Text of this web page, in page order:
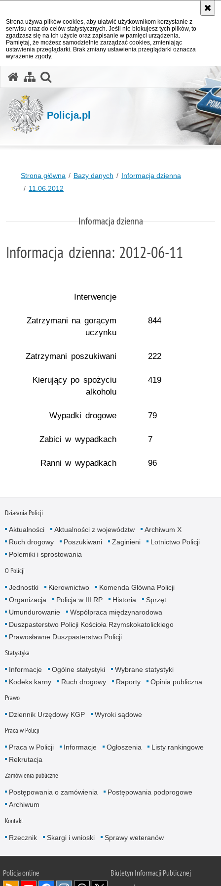
Strona używa plików cookies, aby ułatwić użytkownikom korzystanie z
serwisu oraz do celów statystycznych. Jeśli nie blokujesz tych plików, to
zgadzasz się na ich użycie oraz zapisanie w pamięci urządzenia.
Pamiętaj, że możesz samodzielnie zarządzać cookies, zmieniając
ustawienia przeglądarki. Brak zmiany ustawienia przeglądarki oznacza
wyrażenie zgody.
Policja.pl
Strona główna Bazy danych
Informacja dzienna
11.06.2012
Informacja dzienna
Informacja dzienna: 2012-06-11
Interwencje
Zatrzymani na gorącym
uczynku
844
Zatrzymani poszukiwani 222
Kierujący po spożyciu
alkoholu
419
Wypadki drogowe 79
Zabici w wypadkach 7
Ranni w wypadkach 96
Działania Policji
Aktualności Aktualności z województw
Archiwum X
Ruch drogowy
Poszukiwani Zaginieni
Lotnictwo Policji
Polemiki i sprostowania
O Policji
Jednostki Kierownictwo
Komenda Główna Policji
Organizacja
Policja w III RP Historia
Sprzęt
Umundurowanie
Współpraca międzynarodowa
Duszpasterstwo Policji Kościoła Rzymskokatolickiego
Prawosławne Duszpasterstwo Policji
Statystyka
Informacje Ogólne statystyki
Wybrane statystyki
Kodeks karny
Ruch drogowy Raporty Opinia publiczna
Prawo
Dziennik Urzędowy KGP Wyroki sądowe
Praca w Policji
Praca w Policji Informacje Ogłoszenia
Listy rankingowe
Rekrutacja
Zamówienia publiczne
Postępowania o zamówienia
Postępowania podprogowe
Archiwum
Kontakt
Rzecznik Skargi i wnioski Sprawy weteranów
Policjaonline
Biuletyn Informacji Publicznej